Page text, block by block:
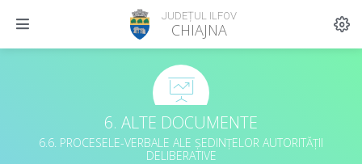
JUDEȚUL ILFOV
CHIAJNA
6. ALTE DOCUMENTE
6.6. PROCESELE-VERBALE ALE ȘEDINȚELOR AUTORITĂȚII
DELIBERATIVE